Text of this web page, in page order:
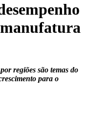
regiões são temas do
para o